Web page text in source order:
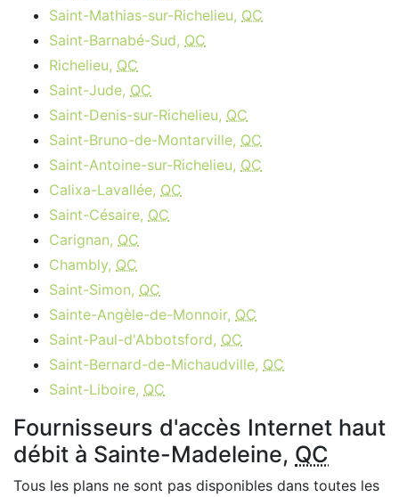
Saint-Mathias-sur-Richelieu, QC
Saint-Barnabé-Sud, QC
Richelieu, QC
Saint-Jude, QC
Saint-Denis-sur-Richelieu, QC
Saint-Bruno-de-Montarville, QC
Saint-Antoine-sur-Richelieu, QC
Calixa-Lavallée, QC
Saint-Césaire, QC
Carignan, QC
Chambly, QC
Saint-Simon, QC
Sainte-Angèle-de-Monnoir, QC
Saint-Paul-d'Abbotsford, QC
Saint-Bernard-de-Michaudville, QC
Saint-Liboire, QC
Fournisseurs d'accès Internet haut
débit à Sainte-Madeleine, QC
Tous les plans ne sont pas disponibles dans toutes les